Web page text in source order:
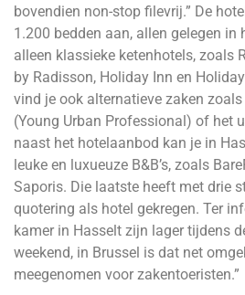
bovendien non-stop filevrij.” De
1.200 bedden aan, allen gelegen in
alleen klassieke ketenhotels, zoals
by Radisson, Holiday Inn en
vind je ook alternatieve zaken
(Young Urban Professional) of het
naast het hotelaanbod kan je in
leuke en luxueuze B&B’s, zoals
Saporis. Die laatste heeft met drie
quotering als hotel gekregen. Ter
kamer in Hasselt zijn lager tijdens
weekend, in Brussel is dat net
meegenomen voor zakentoeristen.”